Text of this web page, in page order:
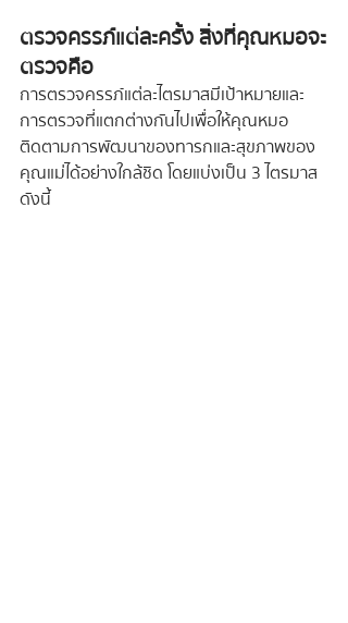
ตรวจครรภ์แต่ละครั้ง สิ่งที่คุณหมอจะ
ตรวจคือ
การตรวจครรภ์แต่ละไตรมาสมีเป้าหมายและ
การตรวจที่แตกต่างกันไปเพื่อให้คุณหมอ
ติดตามการพัฒนาของทารกและสุขภาพของ
คุณแม่ได้อย่างใกล้ชิด โดยแบ่งเป็น 3 ไตรมาส
ดังนี้